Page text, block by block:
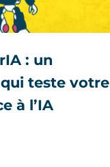
: un
teste votre
à l’IA